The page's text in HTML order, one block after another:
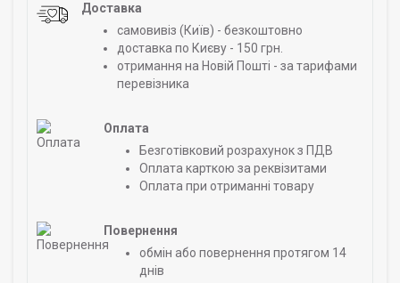
Доставка
самовивіз (Київ) - безкоштовно
доставка по Києву - 150 грн.
отримання на Новій Пошті - за тарифами
перевізника
Оплата
Безготівковий розрахунок з ПДВ
Оплата карткою за реквізитами
Оплата при отриманні товару
Повернення
обмін або повернення протягом 14
днів